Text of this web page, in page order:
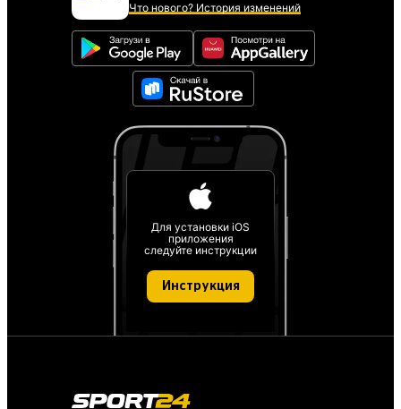
Что нового? История изменений
Для установки iOS
приложения
следуйте инструкции
Инструкция